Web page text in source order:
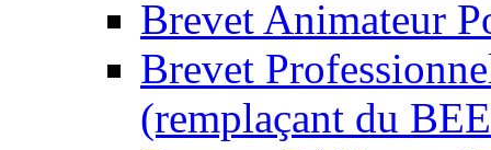
Brevet Animateur
Brevet
(remplaçant du